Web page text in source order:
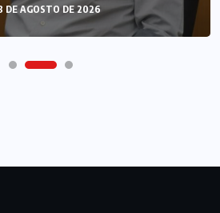
DE AGOSTO DE 2026